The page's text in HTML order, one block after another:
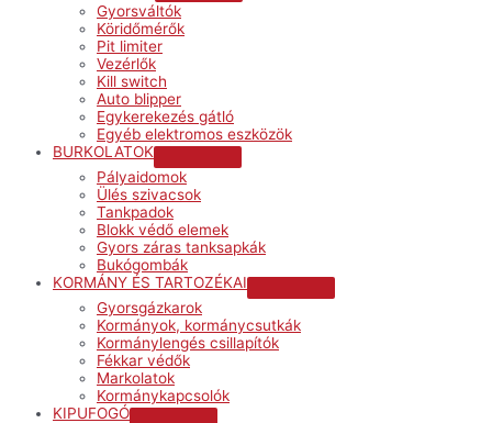
Gyorsváltók
Köridőmérők
Pit limiter
Vezérlők
Kill switch
Auto blipper
Egykerekezés gátló
Egyéb elektromos eszközök
BURKOLATOK
Pályaidomok
Ülés szivacsok
Tankpadok
Blokk védő elemek
Gyors záras tanksapkák
Bukógombák
KORMÁNY ÉS TARTOZÉKAI
Gyorsgázkarok
Kormányok, kormánycsutkák
Kormánylengés csillapítók
Fékkar védők
Markolatok
Kormánykapcsolók
KIPUFOGÓ